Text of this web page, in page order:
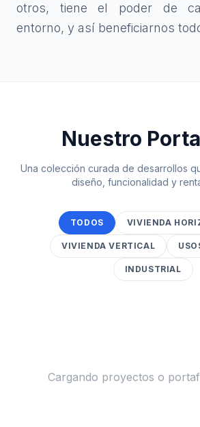
otros, tiene el poder de
entorno, y así beneficiarnos
Nuestro
Una colección curada de desarrollos
diseño, funcionalidad y
TODOS VIVIENDA
VIVIENDA VERTICAL
INDUSTRIAL
Cargando proyectos o